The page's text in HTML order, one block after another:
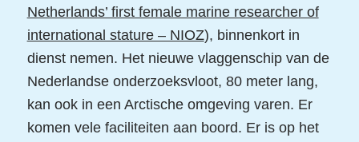
Netherlands’ first female marine researcher of
international stature – NIOZ), binnenkort in
dienst nemen. Het nieuwe vlaggenschip van de
Nederlandse onderzoeksvloot, 80 meter lang,
kan ook in een Arctische omgeving varen. Er
komen vele faciliteiten aan boord. Er is op het